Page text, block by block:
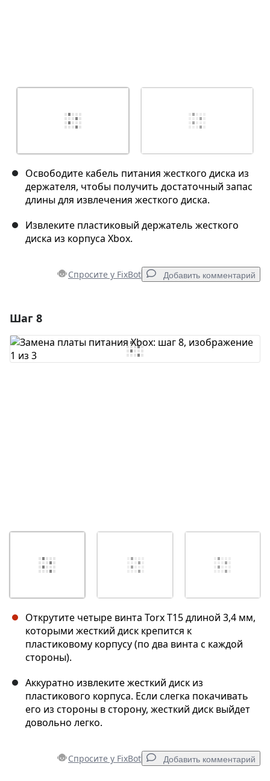
Освободите кабель питания жесткого диска из
держателя, чтобы получить достаточный запас
длины для извлечения жесткого диска.
Извлеките пластиковый держатель жесткого
диска из корпуса Xbox.
Спросите у FixBot Добавить комментарий
Добавить комментарий
Шаг 8
Открутите четыре винта Torx T15 длиной 3,4 мм,
которыми жесткий диск крепится к
пластиковому корпусу (по два винта с каждой
стороны).
Аккуратно извлеките жесткий диск из
пластикового корпуса. Если слегка покачивать
его из стороны в сторону, жесткий диск выйдет
довольно легко.
Спросите у FixBot Добавить комментарий